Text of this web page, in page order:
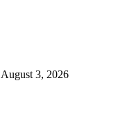
August 3, 2026